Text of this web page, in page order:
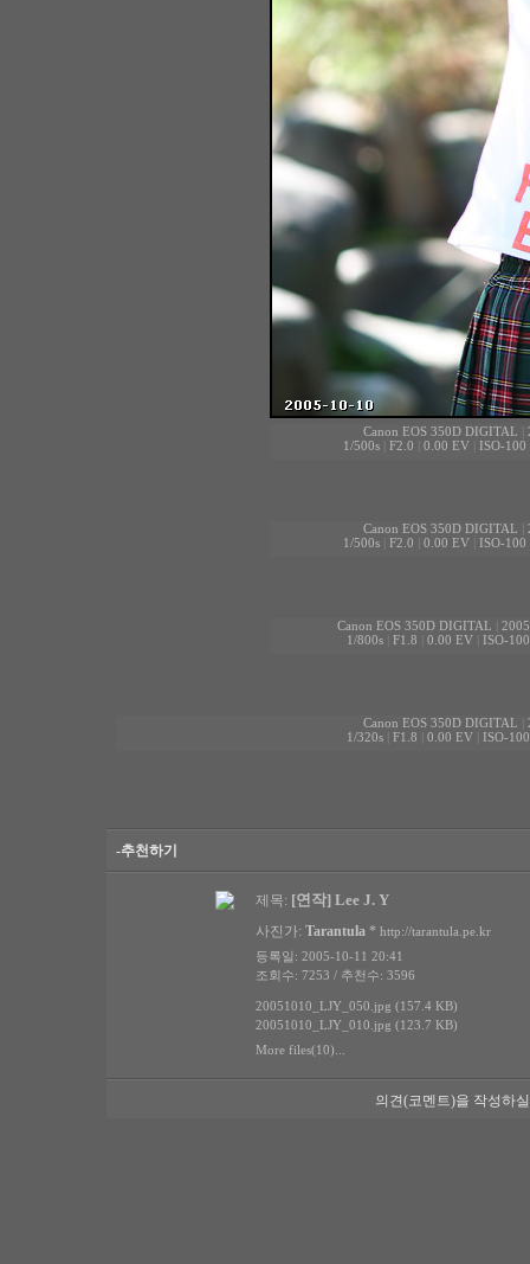
Canon EOS 350D DIGITAL
1/500s| F2.0 0.00 EV| ISO-100
Canon EOS 350D DIGITAL
1/500s| F2.0 0.00 EV| ISO-100
Canon EOS 350D DIGITAL
1/800s| F1.8 0.00 EV| ISO-100
Canon EOS 350D DIGITAL
1/320s| F1.8 0.00 EV| ISO-100
-추천하기
제목: [연작] Lee J. Y
사진가: Tarantula * http://tarantula.pe.kr
등록일: 2005-10-11 20:41
조회수: 7253 / 추천수: 3596
20051010_LJY_050.jpg (157.4 KB)
20051010_LJY_010.jpg (123.7 KB)
More files(10)...
의견(코멘트)을 작성하